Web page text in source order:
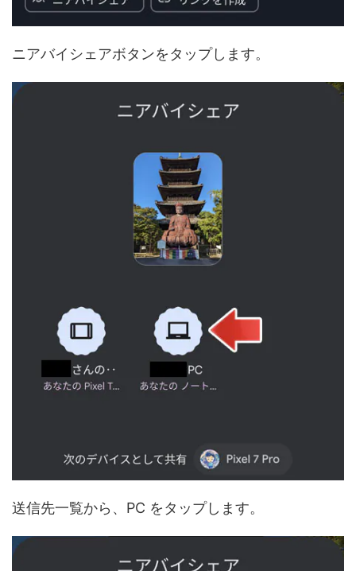
ニアバイシェアボタンをタップします。
送信先一覧から、PC をタップします。